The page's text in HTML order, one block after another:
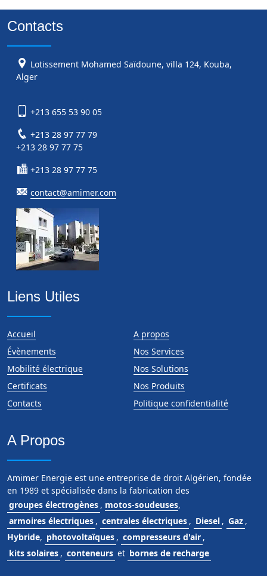
Contacts
Lotissement Mohamed Saïdoune, villa 124, Kouba,
Alger
+213 655 53 90 05
+213 28 97 77 79
+213 28 97 77 75
+213 28 97 77 75
contact@amimer.com
Liens Utiles
Accueil
A propos
Évènements
Nos Services
Mobilité électrique
Nos Solutions
Certificats
Nos Produits
Contacts
Politique confidentialité
A Propos
Amimer Energie est une entreprise de droit Algérien, fondée
en 1989 et spécialisée dans la fabrication des
groupes électrogènes , motos-soudeuses,
armoires électriques , centrales électriques , Diesel , Gaz ,
Hybride, photovoltaïques , compresseurs d'air ,
kits solaires , conteneurs et bornes de recharge